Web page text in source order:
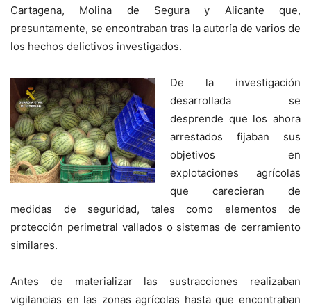
Cartagena, Molina de Segura y Alicante que,
presuntamente, se encontraban tras la autoría de varios de
los hechos delictivos investigados.
De la investigación
desarrollada se
desprende que los ahora
arrestados fijaban sus
objetivos en
explotaciones agrícolas
que carecieran de
medidas de seguridad, tales como elementos de
protección perimetral vallados o sistemas de cerramiento
similares.
Antes de materializar las sustracciones realizaban
vigilancias en las zonas agrícolas hasta que encontraban